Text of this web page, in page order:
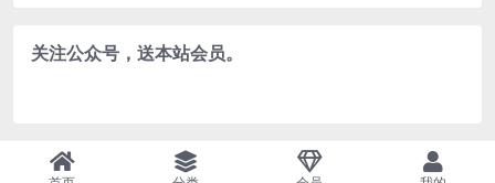
关注公众号，送本站会员。
Copyright © 2024YooZai - All rights reserved
51LA统计